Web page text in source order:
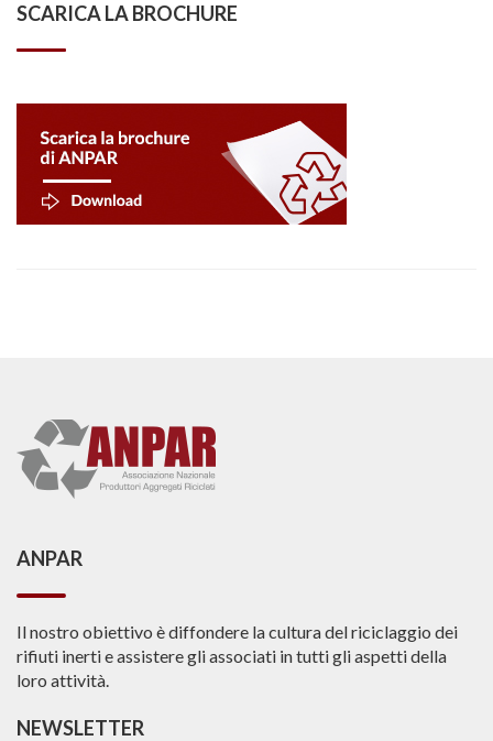
SCARICA LA BROCHURE
ANPAR
Il nostro obiettivo è diffondere la cultura del riciclaggio dei
rifiuti inerti e assistere gli associati in tutti gli aspetti della
loro attività.
NEWSLETTER